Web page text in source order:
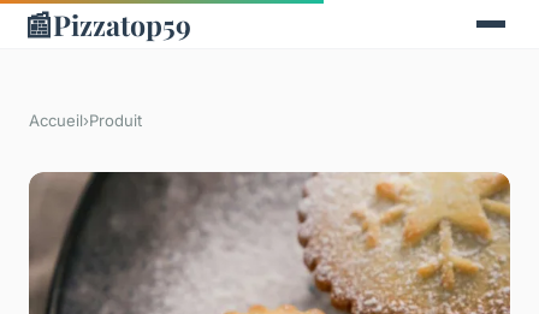
📰Pizzatop59
Accueil›Produit